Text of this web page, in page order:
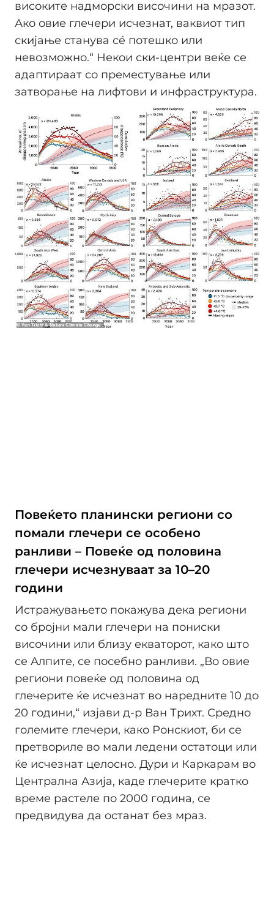
високите надморски височини на мразот.
Ако овие глечери исчезнат, ваквиот тип
скијање станува сé потешко или
невозможно.“ Некои ски-центри веќе се
адаптираат со преместување или
затворање на лифтови и инфраструктура.
Повеќето планински региони со
помали глечери се особено
ранливи – Повеќе од половина
глечери исчезнуваат за 10–20
години
Истражувањето покажува дека региони
со бројни мали глечери на пониски
височини или близу екваторот, како што
се Алпите, се посебно ранливи. „Во овие
региони повеќе од половина од
глечерите ќе исчезнат во наредните 10 до
20 години,“ изјави д-р Ван Трихт. Средно
големите глечери, како Ронскиот, би се
претвориле во мали ледени остатоци или
ќе исчезнат целосно. Дури и Каркарам во
Централна Азија, каде глечерите кратко
време растеле по 2000 година, се
предвидува да останат без мраз.